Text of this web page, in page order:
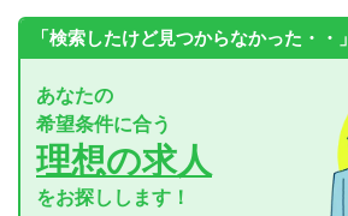
「検索したけど見つからなかった・・」
あなたの
希望条件に合う
理想の求人
をお探しします！